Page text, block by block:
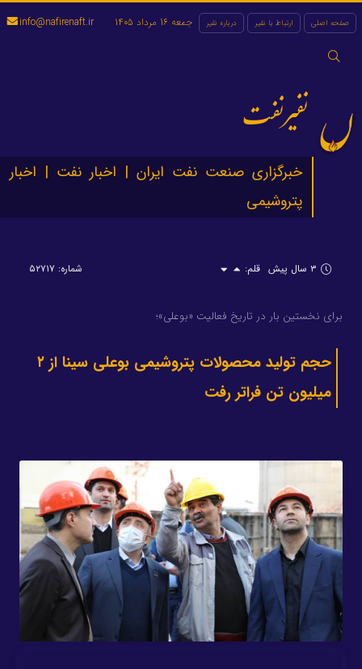
صفحه اصلی ارتباط با نفیر درباره نفیر
جستجو
جمعه 16 مرداد 1405 info@nafirenaft.ir
نفیرنفت
خبرگزاری صنعت نفت ایران | اخبار نفت | اخبار
پتروشیمی
۳ سال پیش قلم: شماره: ۵۲۷۱۷
برای نخستین بار در تاریخ فعالیت «بوعلی»؛
حجم تولید محصولات پتروشیمی بوعلی سینا از ۲
میلیون تن فراتر رفت